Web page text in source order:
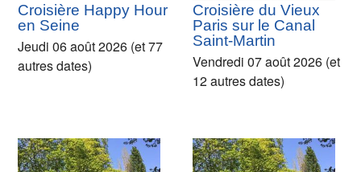
Croisière Happy Hour
en Seine
Jeudi 06 août 2026 (et 77
autres dates)
Croisière du Vieux
Paris sur le Canal
Saint-Martin
Vendredi 07 août 2026 (et
12 autres dates)